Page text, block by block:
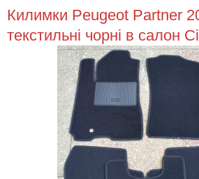
Килимки Peugeot Partner
текстильні чорні в салон